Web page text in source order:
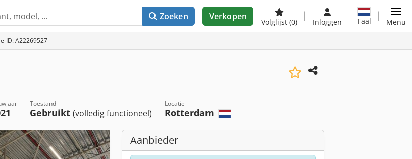
Zoeken Verkopen
Volglijst (0) Inloggen Taal Menu
ID: A22269527
Toestand
Gebruikt (volledig functioneel)
Locatie
Rotterdam
Aanbieder